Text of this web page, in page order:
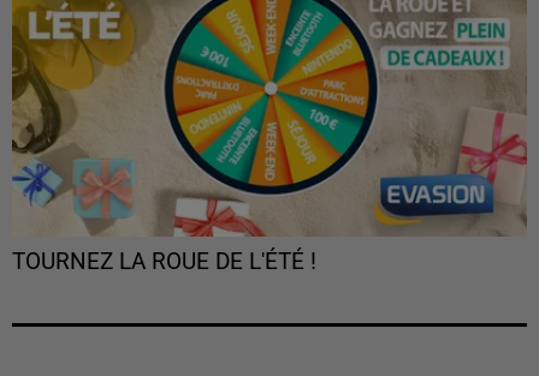
TOURNEZ LA ROUE DE L'ÉTÉ !